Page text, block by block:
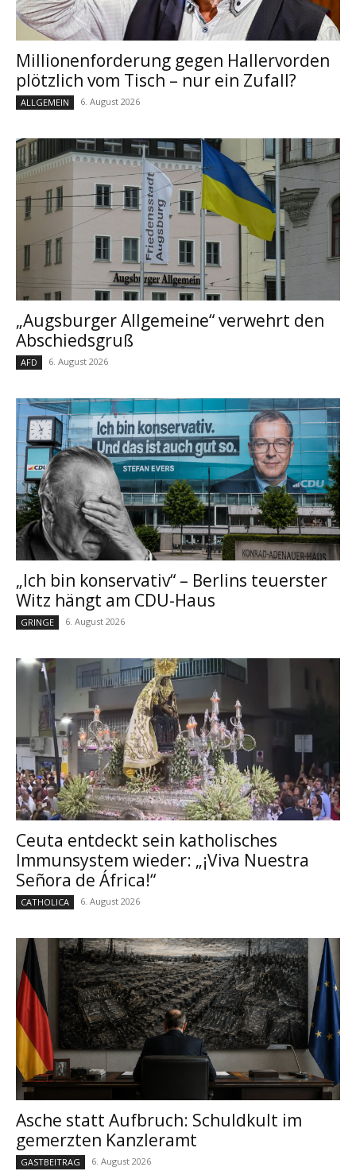
Millionenforderung gegen Hallervorden
plötzlich vom Tisch – nur ein Zufall?
ALLGEMEIN 6. August 2026
„Augsburger Allgemeine“ verwehrt den
Abschiedsgruß
AFD 6. August 2026
„Ich bin konservativ“ – Berlins teuerster
Witz hängt am CDU-Haus
GRINGE 6. August 2026
Ceuta entdeckt sein katholisches
Immunsystem wieder: „¡Viva Nuestra
Señora de África!“
CATHOLICA 6. August 2026
Asche statt Aufbruch: Schuldkult im
gemerzten Kanzleramt
GASTBEITRAG 6. August 2026